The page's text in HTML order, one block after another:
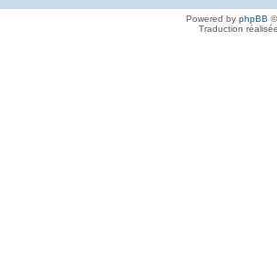
Powered by phpBB
Traduction